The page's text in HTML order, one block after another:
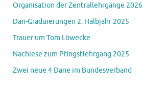
Organisation der Zentrallehrgänge 2026
Dan-Graduierungen 2. Halbjahr 2025
Trauer um Tom Löwecke
Nachlese zum Pfingstlehrgang 2025
Zwei neue 4 Dane im Bundesverband